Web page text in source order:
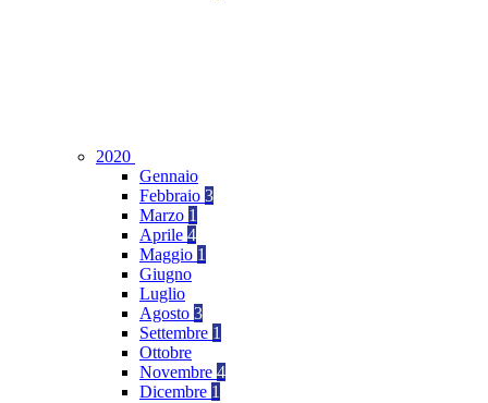
2020
Gennaio
Febbraio 3
Marzo 1
Aprile 4
Maggio 1
Giugno
Luglio
Agosto 3
Settembre 1
Ottobre
Novembre 4
Dicembre 1